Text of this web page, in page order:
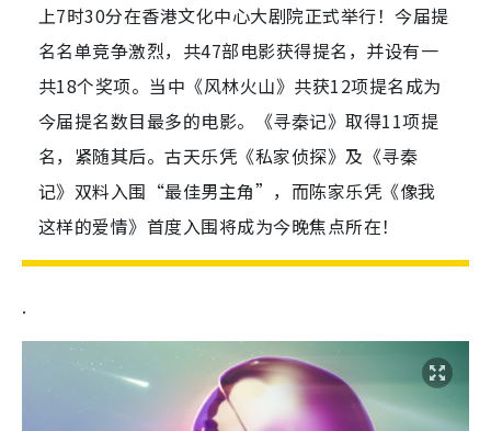
上7时30分在香港文化中心大剧院正式举行！今届提
名名单竞争激烈，共47部电影获得提名，并设有一
共18个奖项。当中《风林火山》共获12项提名成为
今届提名数目最多的电影。《寻秦记》取得11项提
名，紧随其后。古天乐凭《私家侦探》及《寻秦
记》双料入围“最佳男主角”，而陈家乐凭《像我
这样的爱情》首度入围将成为今晚焦点所在！
.